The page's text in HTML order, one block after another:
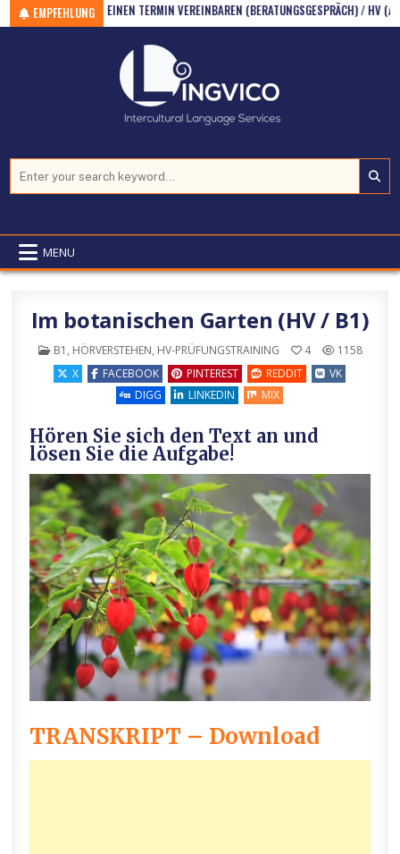
Skip to content
EMPFEHLUNG
A2) EINEN TERMIN VEREINBAREN (BERATUNGSGESPRÄCH) / HV (A2-B1)
MENU
Im botanischen Garten (HV / B1)
POSTED IN
B1 , HÖRVERSTEHEN, HV-PRÜFUNGSTRAINING 4
1158
X
FACEBOOK PINTEREST REDDIT
VK
DIGG
LINKEDIN MIX
Hören Sie sich den Text an und
lösen Sie die Aufgabe!
TRANSKRIPT – Download